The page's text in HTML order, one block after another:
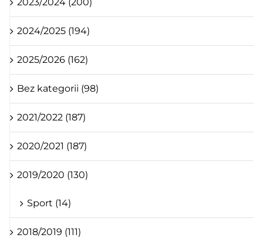
2024/2025 (194)
2025/2026 (162)
Bez kategorii (98)
2021/2022 (187)
2020/2021 (187)
2019/2020 (130)
Sport (14)
2018/2019 (111)